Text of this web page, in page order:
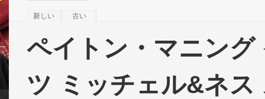
新しい 古い
ペイトン・マニン
ツ ミッチェル&ネ